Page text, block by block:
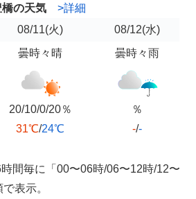
橋の天気
>詳細
08/11(火) 08/12(水)
曇時々晴
20/10/0/20％
31℃/24℃
曇時々雨
％
-/-
時間毎に「00〜06時/06〜12時/12〜
表示。